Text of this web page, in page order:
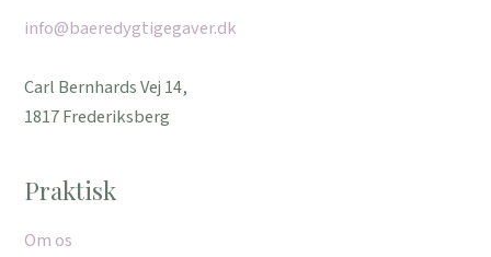
info@baeredygtigegaver.dk
Carl Bernhards Vej 14,
1817 Frederiksberg
Praktisk
Om os